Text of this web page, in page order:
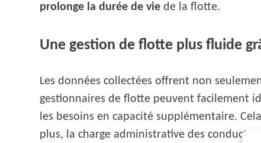
prolonge la durée de vie de la flotte.
Une gestion de flotte plus fluide
Les données collectées offrent non
gestionnaires de flotte peuvent facilement
les besoins en capacité supplémentaire.
plus, la charge administrative des